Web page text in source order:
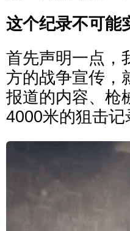
这个纪录不可能
首先声明一点，
方的战争宣传，
报道的内容、枪
4000米的狙击记